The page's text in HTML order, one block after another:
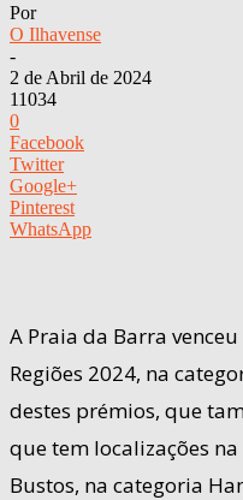
Por
O Ilhavense
-
2 de Abril de 2024
11034
0
Facebook
Twitter
Google+
Pinterest
WhatsApp
A Praia da Barra
Regiões 2024, na
destes prémios, que
que tem localizações
Bustos, na categoria